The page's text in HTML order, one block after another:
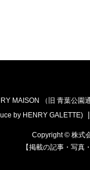
MAISON （旧 青葉公園
by HENRY GALETTE)
Copyright © 株式
【掲載の記事・写真